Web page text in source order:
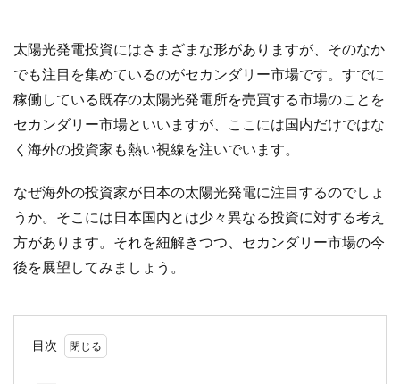
太陽光発電投資にはさまざまな形がありますが、そのなか
でも注目を集めているのがセカンダリー市場です。すでに
稼働している既存の太陽光発電所を売買する市場のことを
セカンダリー市場といいますが、ここには国内だけではな
く海外の投資家も熱い視線を注いでいます。
なぜ海外の投資家が日本の太陽光発電に注目するのでしょ
うか。そこには日本国内とは少々異なる投資に対する考え
方があります。それを紐解きつつ、セカンダリー市場の今
後を展望してみましょう。
目次